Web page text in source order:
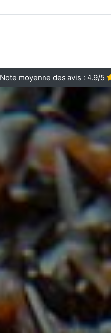
Note moyenne des avis : 4.9/5